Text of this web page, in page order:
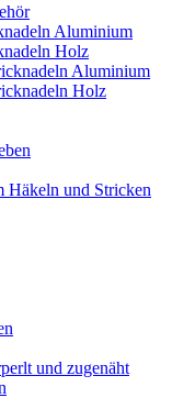
Aluminium
Holz
Aluminium
Holz
Häkeln und Stricken
und zugenäht